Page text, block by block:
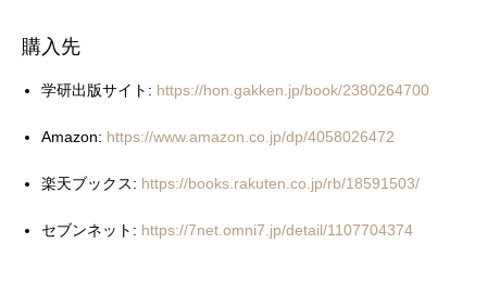
購入先
学研出版サイト: https://hon.gakken.jp/book/2380264700
Amazon: https://www.amazon.co.jp/dp/4058026472
楽天ブックス: https://books.rakuten.co.jp/rb/18591503/
セブンネット: https://7net.omni7.jp/detail/1107704374